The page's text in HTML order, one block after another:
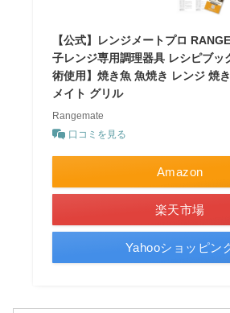
【公式】レンジメートプロ
子レンジ専用調理器具 レシピブッ
術使用】焼き魚 魚焼き レンジ 焼
メイト グリル
Rangemate
口コミを見る
Amazon
楽天市場
Yahooショッピン